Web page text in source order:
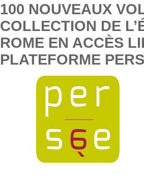
100 NOUVEAUX
COLLECTION DE
ROME EN ACCÈS
PLATEFORME